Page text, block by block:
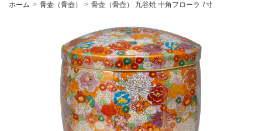
ホーム 骨壷（骨壺） 骨壷（骨壺） 九谷焼 十角フローラ 7寸